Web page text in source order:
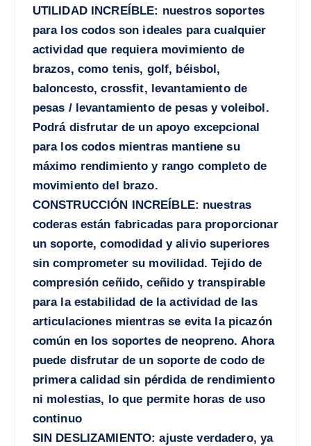
UTILIDAD INCREÍBLE: nuestros soportes
para los codos son ideales para cualquier
actividad que requiera movimiento de
brazos, como tenis, golf, béisbol,
baloncesto, crossfit, levantamiento de
pesas / levantamiento de pesas y voleibol.
Podrá disfrutar de un apoyo excepcional
para los codos mientras mantiene su
máximo rendimiento y rango completo de
movimiento del brazo.
CONSTRUCCIÓN INCREÍBLE: nuestras
coderas están fabricadas para proporcionar
un soporte, comodidad y alivio superiores
sin comprometer su movilidad. Tejido de
compresión ceñido, ceñido y transpirable
para la estabilidad de la actividad de las
articulaciones mientras se evita la picazón
común en los soportes de neopreno. Ahora
puede disfrutar de un soporte de codo de
primera calidad sin pérdida de rendimiento
ni molestias, lo que permite horas de uso
continuo
SIN DESLIZAMIENTO: ajuste verdadero, ya